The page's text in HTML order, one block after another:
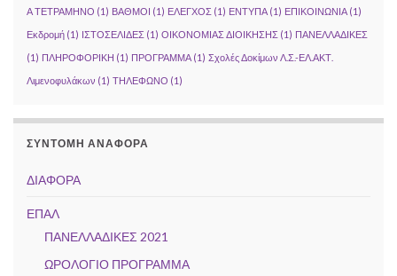
Α ΤΕΤΡΑΜΗΝΟ (1) ΒΑΘΜΟΙ (1) ΕΛΕΓΧΟΣ (1) ΕΝΤΥΠΑ (1) ΕΠΙΚΟΙΝΩΝΙΑ (1)
Εκδρομή (1) ΙΣΤΟΣΕΛΙΔΕΣ (1) ΟΙΚΟΝΟΜΙΑΣ ΔΙΟΙΚΗΣΗΣ (1) ΠΑΝΕΛΛΑΔΙΚΕΣ
(1) ΠΛΗΡΟΦΟΡΙΚΗ (1) ΠΡΟΓΡΑΜΜΑ (1) Σχολές Δοκίμων Λ.Σ.-ΕΛ.ΑΚΤ.
Λιμενοφυλάκων (1) ΤΗΛΕΦΩΝΟ (1)
ΣΥΝΤΟΜΗ ΑΝΑΦΟΡΑ
ΔΙΑΦΟΡΑ
ΕΠΑΛ
ΠΑΝΕΛΛΑΔΙΚΕΣ 2021
ΩΡΟΛΟΓΙΟ ΠΡΟΓΡΑΜΜΑ